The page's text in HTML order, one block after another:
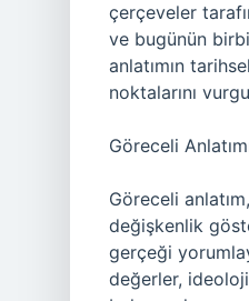
çerçeveler
ve bugünün
anlatımın
noktalarını
Göreceli
Göreceli
değişkenlik
gerçeği
değerler,